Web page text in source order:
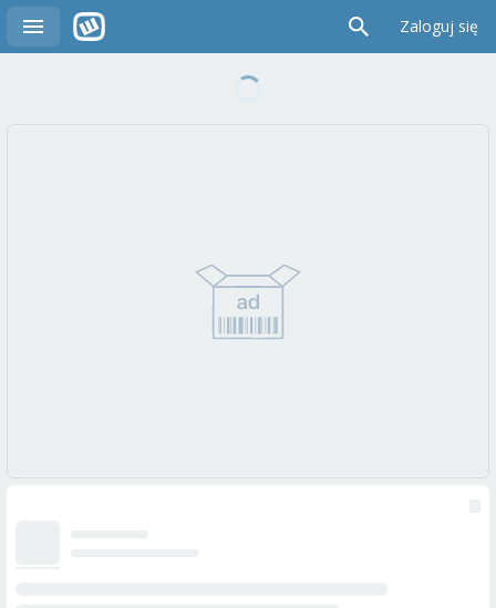
Zaloguj się